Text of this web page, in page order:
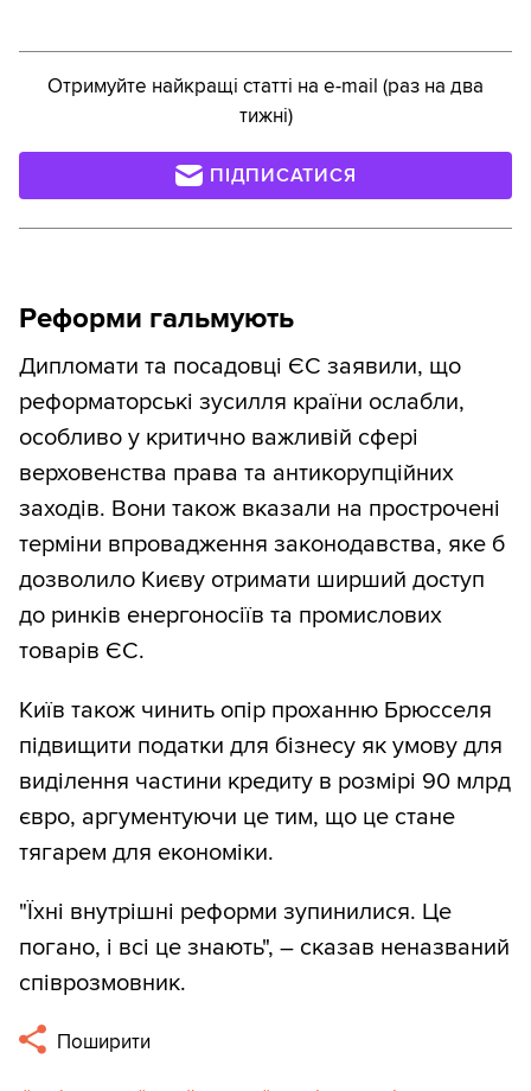
Отримуйте найкращі статті на e-mail (раз на два
тижні)
ПІДПИСАТИСЯ
Реформи гальмують
Дипломати та посадовці ЄС заявили, що
реформаторські зусилля країни ослабли,
особливо у критично важливій сфері
верховенства права та антикорупційних
заходів. Вони також вказали на прострочені
терміни впровадження законодавства, яке б
дозволило Києву отримати ширший доступ
до ринків енергоносіїв та промислових
товарів ЄС.
Київ також чинить опір проханню Брюсселя
підвищити податки для бізнесу як умову для
виділення частини кредиту в розмірі 90 млрд
євро, аргументуючи це тим, що це стане
тягарем для економіки.
"Їхні внутрішні реформи зупинилися. Це
погано, і всі це знають", – сказав неназваний
співрозмовник.
Поширити